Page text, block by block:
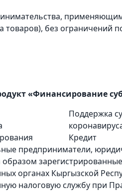
без ограничений
«Финансирование
Поддержка
Кредит
предприниматели,
органах Кыргызской
налоговую службу при